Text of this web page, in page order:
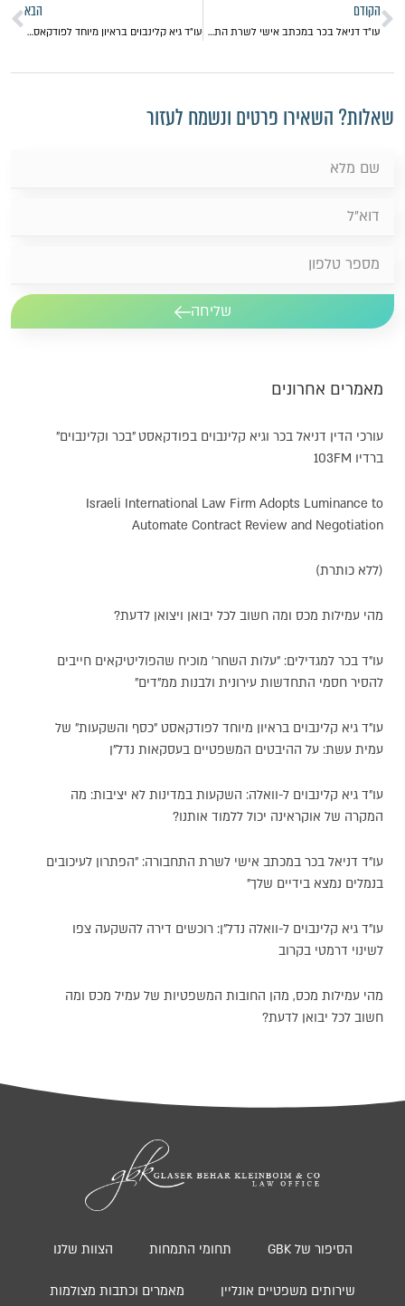
מאמרים אחרונים
עורכי הדין דניאל בכר וגיא קלינבוים בפודקאסט "בכר וקלינבוים"
ברדיו 103FM
Israeli International Law Firm Adopts Luminance to
Automate Contract Review and Negotiation
(ללא כותרת)
מהי עמילות מכס ומה חשוב לכל יבואן ויצואן לדעת?
עו"ד בכר למגדילים: "עלות השחר' מוכיח שהפוליטיקאים חייבים
להסיר חסמי התחדשות עירונית ולבנות ממ"דים"
עו"ד גיא קלינבוים בראיון מיוחד לפודקאסט "כסף והשקעות" של
עמית עשת: על ההיבטים המשפטיים בעסקאות נדל"ן
עו"ד גיא קלינבוים ל-וואלה: השקעות במדינות לא יציבות: מה
המקרה של אוקראינה יכול ללמוד אותנו?
עו"ד דניאל בכר במכתב אישי לשרת התחבורה: "הפתרון לעיכובים
בנמלים נמצא בידיים שלך"
עו"ד גיא קלינבוים ל-וואלה נדל"ן: רוכשים דירה להשקעה צפו
לשינוי דרמטי בקרוב
מהי עמילות מכס, מהן החובות המשפטיות של עמיל מכס ומה
חשוב לכל יבואן לדעת?
הקודם
עו"ד דניאל בכר במכתב אישי לשרת התחבורה: "הפתרון לעיכובים בנמלים נמצא בידיים שלך"
הבא
עו"ד גיא קלינבוים בראיון מיוחד לפודקאסט "כסף והשקעות" של עמית עשת: על ההיבטים המשפטיים בעסקאות נדל"ן
שאלות? השאירו פרטים ונשמח לעזור
שליחה
הסיפור של GBK תחומי התמחות הצוות שלנו
שירותים משפטיים אונליין מאמרים וכתבות מצולמות